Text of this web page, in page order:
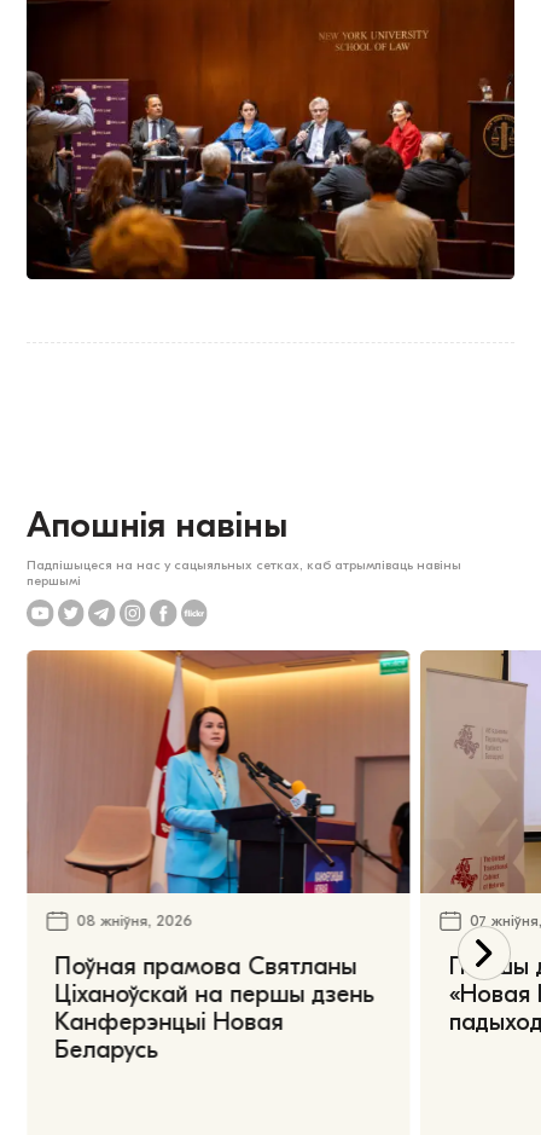
Апошнія навіны
Падпішыцеся на нас у сацыяльных сетках, каб атрымліваць навіны
першымі
08 жніўня, 2026
Поўная прамова Святланы
Ціханоўскай на першы дзень
Канферэнцыі Новая
Беларусь
07
Першы
«Новая